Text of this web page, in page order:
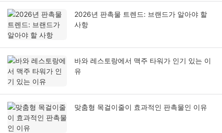
2026년 판촉물 트렌드: 브랜드가 알아야 할
사항
바와 레스토랑에서 맥주 타워가 인기 있는 이
유
맞춤형 목걸이줄이 효과적인 판촉물인 이유